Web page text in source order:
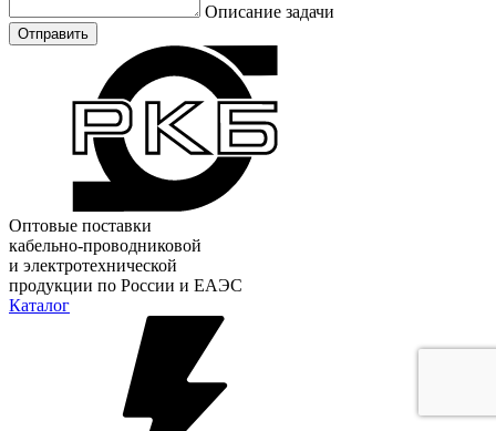
Описание задачи
Отправить
Оптовые поставки
кабельно-проводниковой
и электротехнической
продукции по России и ЕАЭС
Каталог